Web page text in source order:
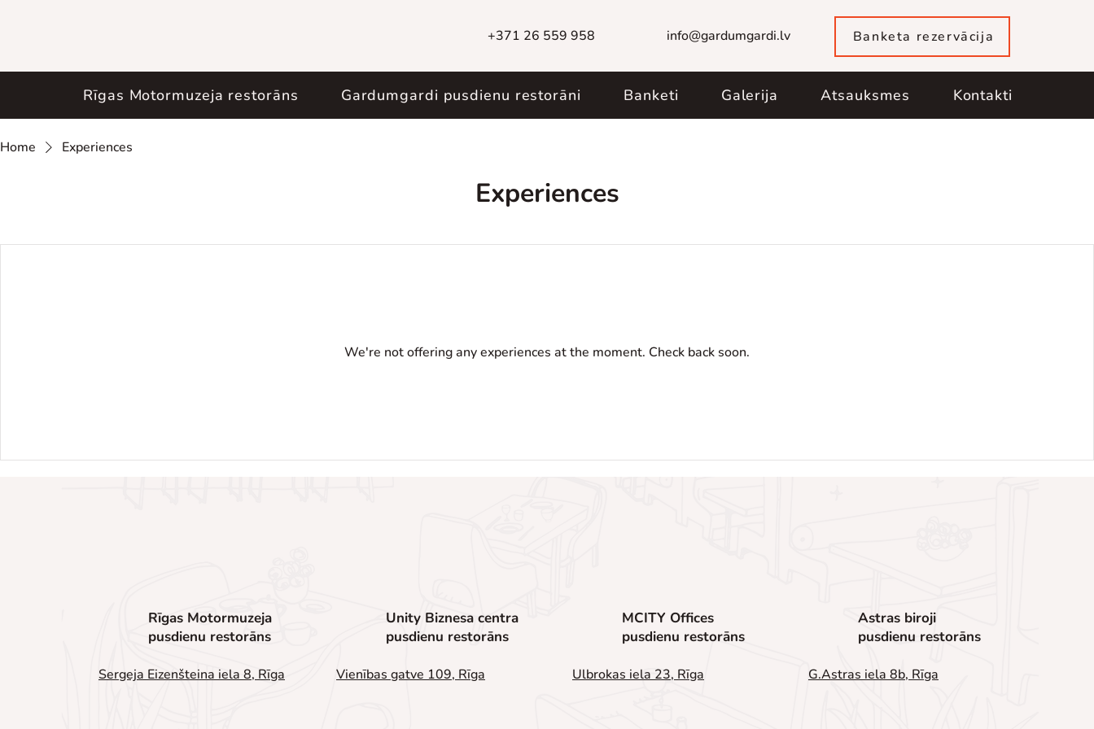
+371 26 559 958 info@gardumgardi.lv Banketa rezervācija
Rīgas Motormuzeja restorāns Gardumgardi pusdienu restorāni Banketi Galerija Atsauksmes Kontakti
Home Experiences
Experiences
We're not offering any experiences at the moment. Check back soon.
Rīgas Motormuzeja
pusdienu restorāns
Sergeja Eizenšteina iela 8, Rīga
Unity Biznesa centra
pusdienu restorāns
Vienības gatve 109, Rīga
MCITY Offices
pusdienu restorāns
Ulbrokas iela 23, Rīga
Astras biroji
pusdienu restorāns
G.Astras iela 8b, Rīga